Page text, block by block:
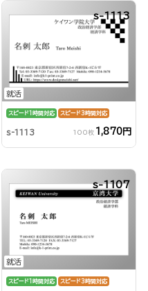
就活
s-1113
スピード1時間対応 スピード3時間対応
s-1113 100枚 1,870円
就活
s-1107
スピード1時間対応 スピード3時間対応